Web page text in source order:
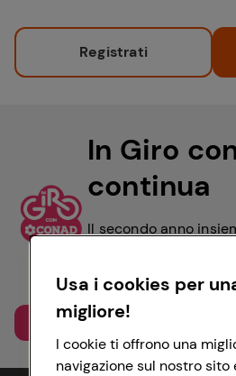
Registrati
In Giro
continua
Il secondo anno
territorio, tappa
Usa i cookies per
migliore!
I cookie ti offrono una
navigazione sul nostro